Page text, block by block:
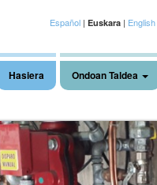
Español| Euskara| English
Hasiera Ondoan Taldea